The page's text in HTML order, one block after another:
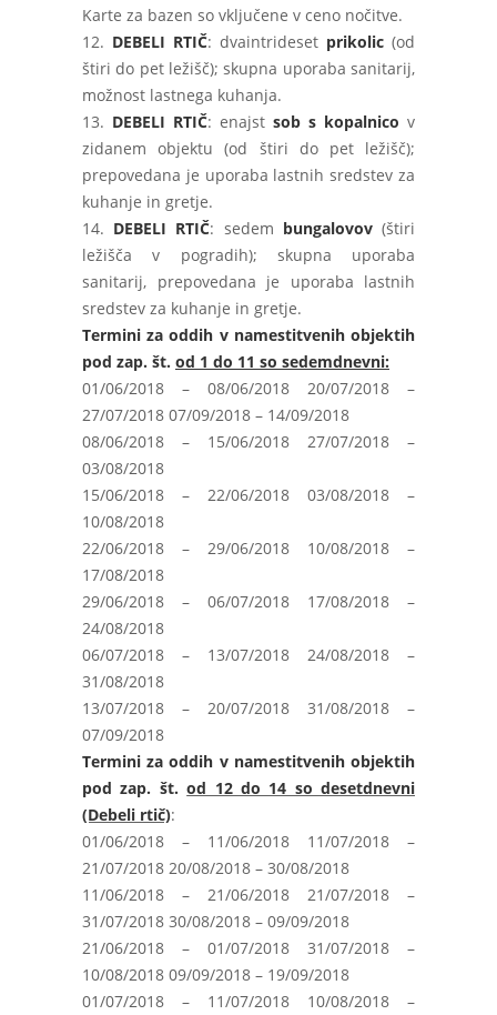
Karte za bazen so vključene v ceno nočitve.
12. DEBELI RTIČ: dvaintrideset prikolic (od
štiri do pet ležišč); skupna uporaba sanitarij,
možnost lastnega kuhanja.
13. DEBELI RTIČ: enajst sob s kopalnico v
zidanem objektu (od štiri do pet ležišč);
prepovedana je uporaba lastnih sredstev za
kuhanje in gretje.
14. DEBELI RTIČ: sedem bungalovov(štiri
ležišča v pogradih); skupna uporaba
sanitarij, prepovedana je uporaba lastnih
sredstev za kuhanje in gretje.
Termini za oddih v namestitvenih objektih
pod zap. št. od 1 do 11 so sedemdnevni:
01/06/2018 – 08/06/2018 20/07/2018 –
27/07/2018 07/09/2018 – 14/09/2018
08/06/2018 – 15/06/2018 27/07/2018 –
03/08/2018
15/06/2018 – 22/06/2018 03/08/2018 –
10/08/2018
22/06/2018 – 29/06/2018 10/08/2018 –
17/08/2018
29/06/2018 – 06/07/2018 17/08/2018 –
24/08/2018
06/07/2018 – 13/07/2018 24/08/2018 –
31/08/2018
13/07/2018 – 20/07/2018 31/08/2018 –
07/09/2018
Termini za oddih v namestitvenih objektih
pod zap. št. od 12 do 14 so desetdnevni
(Debeli rtič):
01/06/2018 – 11/06/2018 11/07/2018 –
21/07/2018 20/08/2018 – 30/08/2018
11/06/2018 – 21/06/2018 21/07/2018 –
31/07/2018 30/08/2018 – 09/09/2018
21/06/2018 – 01/07/2018 31/07/2018 –
10/08/2018 09/09/2018 – 19/09/2018
01/07/2018 – 11/07/2018 10/08/2018 –